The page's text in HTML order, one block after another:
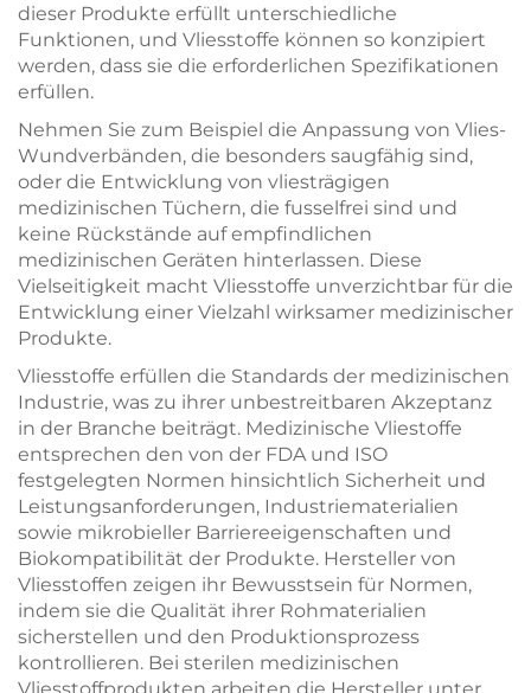
dieser Produkte erfüllt unterschiedliche
Funktionen, und Vliesstoffe können so konzipiert
werden, dass sie die erforderlichen Spezifikationen
erfüllen.
Nehmen Sie zum Beispiel die Anpassung von Vlies-
Wundverbänden, die besonders saugfähig sind,
oder die Entwicklung von vliesträgigen
medizinischen Tüchern, die fusselfrei sind und
keine Rückstände auf empfindlichen
medizinischen Geräten hinterlassen. Diese
Vielseitigkeit macht Vliesstoffe unverzichtbar für die
Entwicklung einer Vielzahl wirksamer medizinischer
Produkte.
Vliesstoffe erfüllen die Standards der medizinischen
Industrie, was zu ihrer unbestreitbaren Akzeptanz
in der Branche beiträgt. Medizinische Vliestoffe
entsprechen den von der FDA und ISO
festgelegten Normen hinsichtlich Sicherheit und
Leistungsanforderungen, Industriematerialien
sowie mikrobieller Barriereeigenschaften und
Biokompatibilität der Produkte. Hersteller von
Vliesstoffen zeigen ihr Bewusstsein für Normen,
indem sie die Qualität ihrer Rohmaterialien
sicherstellen und den Produktionsprozess
kontrollieren. Bei sterilen medizinischen